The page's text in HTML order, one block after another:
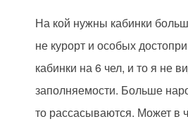
На кой нужны кабинки
не курорт и особых
кабинки на 6 чел, и то я не
заполняемости. Больше
то рассасываются. Может в